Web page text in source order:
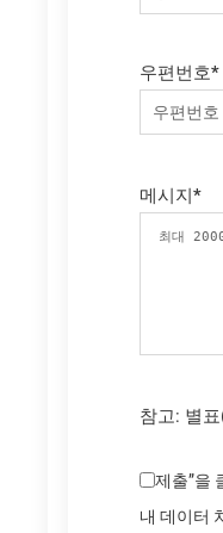
우편번호*
메시지*
참고: 별
제출”을
내 데이터